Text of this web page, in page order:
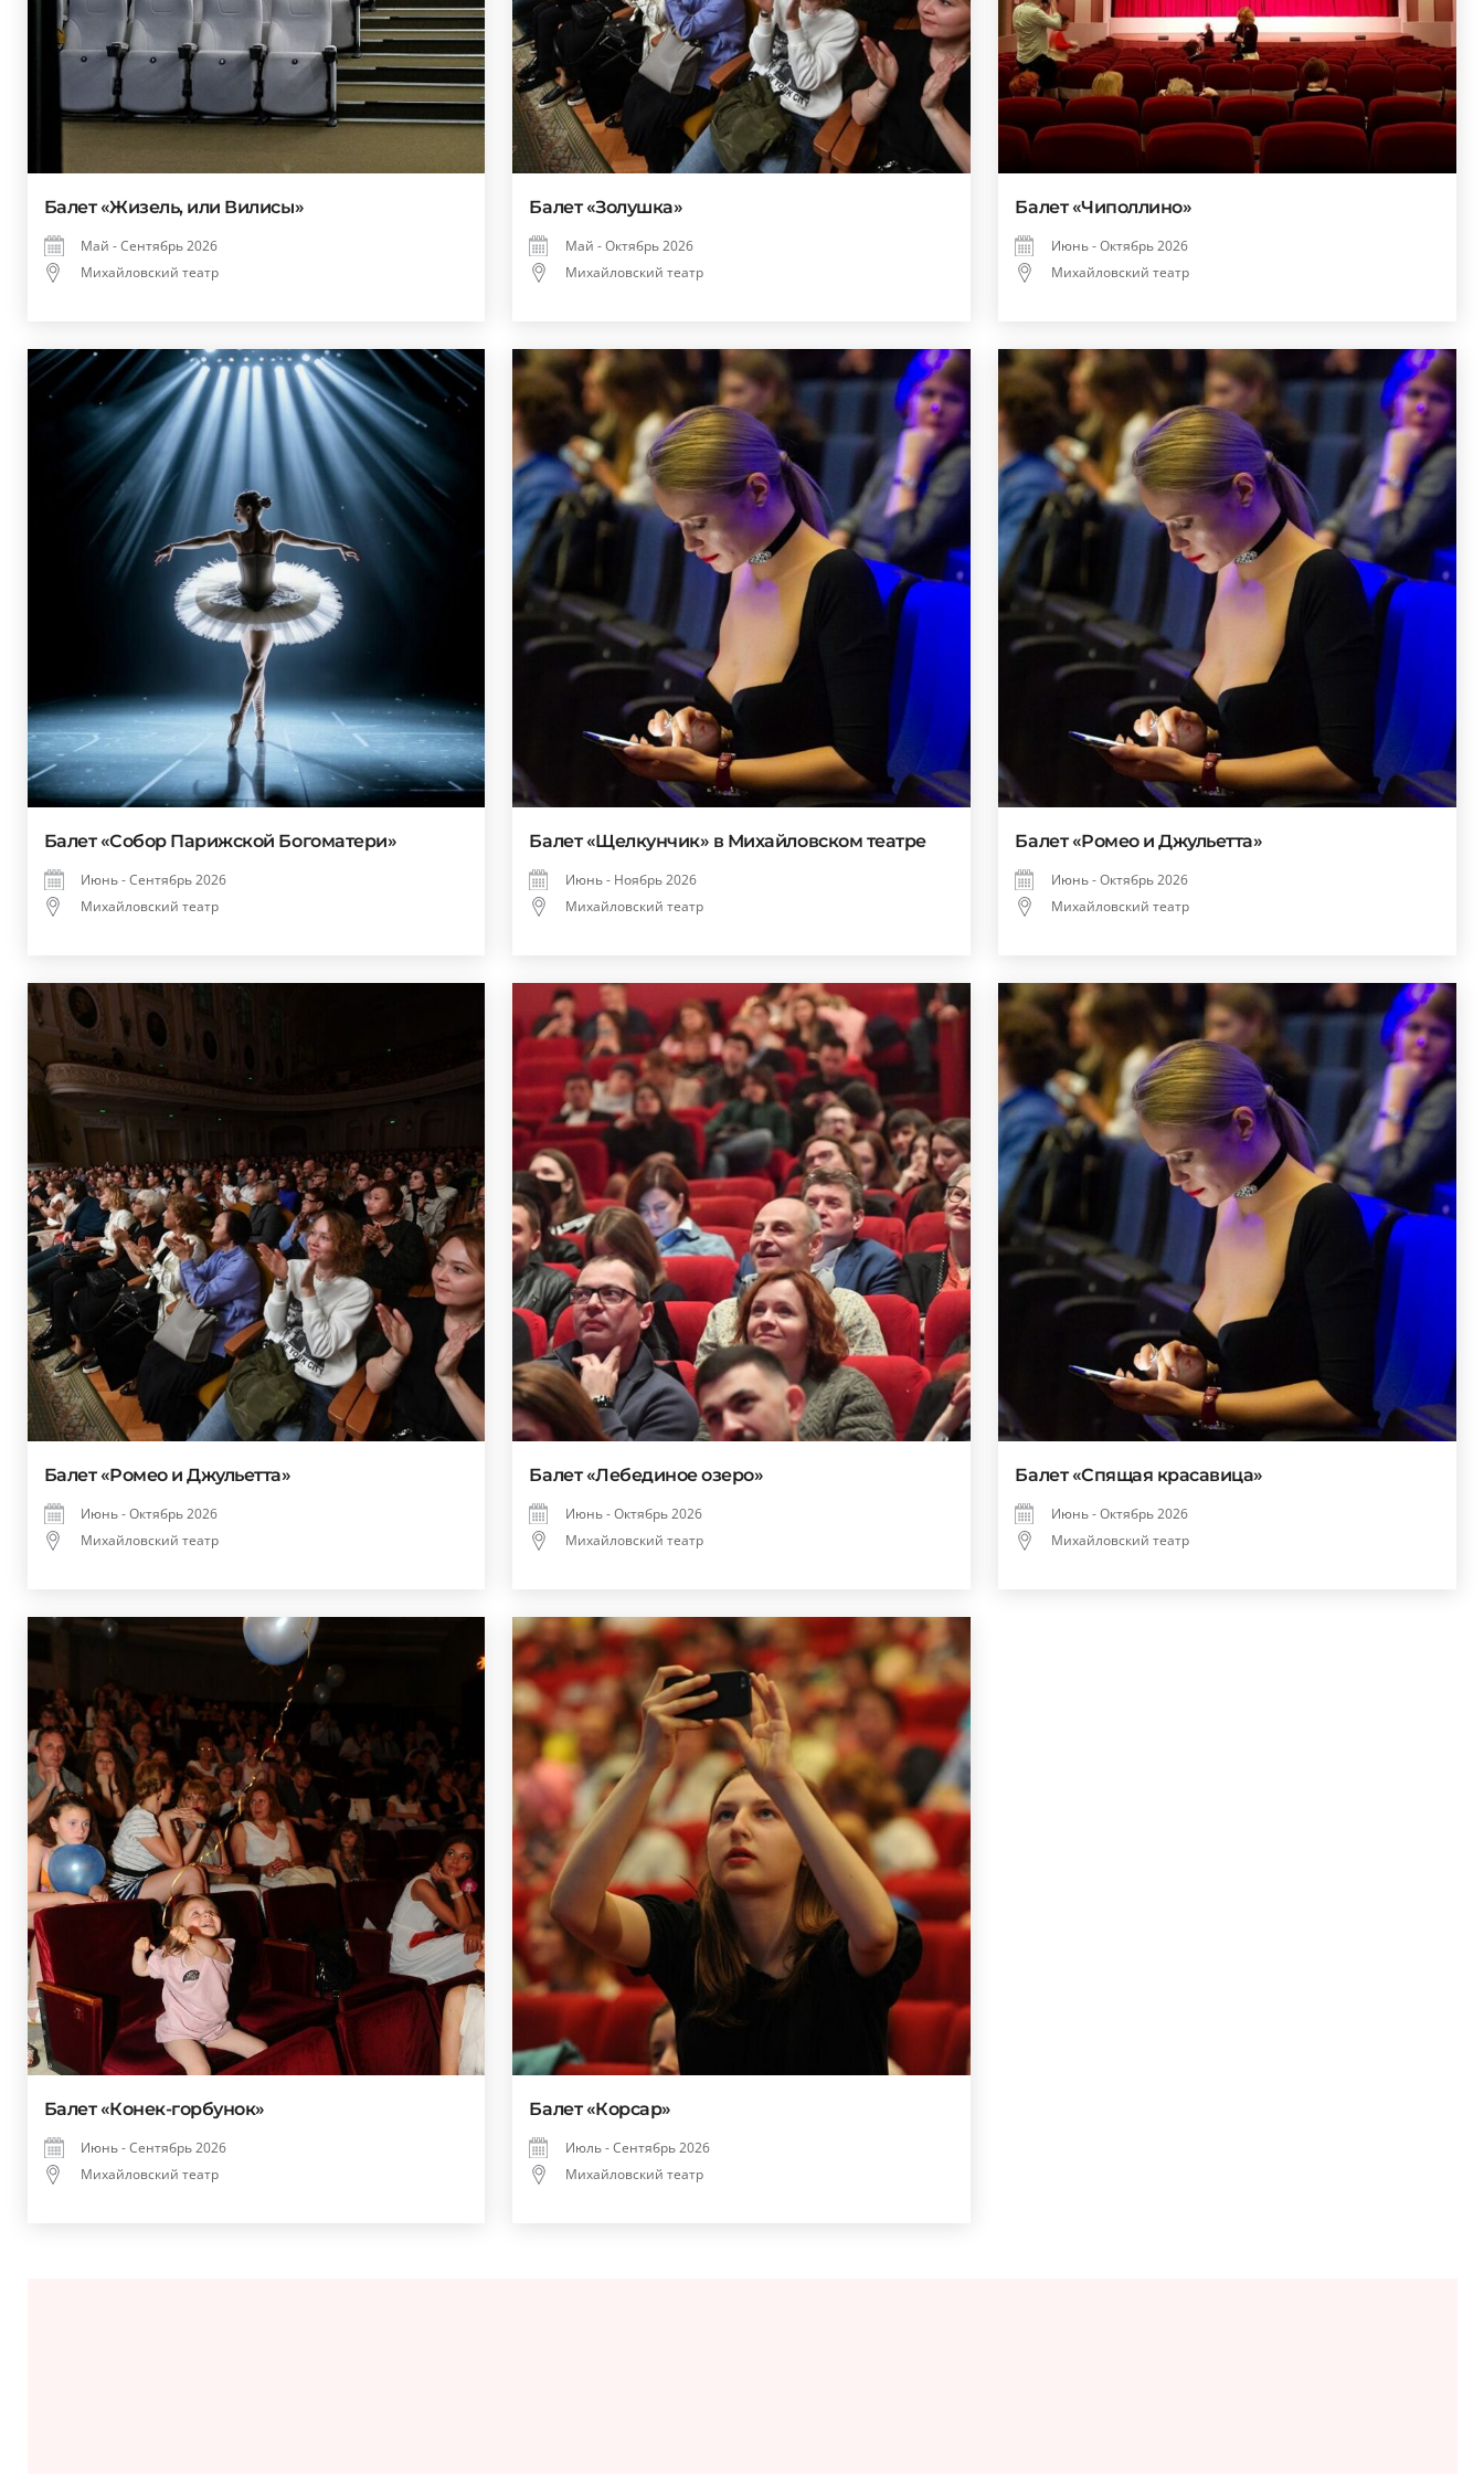
Балет «Жизель, или Вилисы»
Май - Сентябрь 2026
Михайловский театр
Балет «Золушка»
Май - Октябрь 2026
Михайловский театр
Балет «Чиполлино»
Июнь - Октябрь 2026
Михайловский театр
Балет «Собор Парижской Богоматери»
Июнь - Сентябрь 2026
Михайловский театр
Балет «Щелкунчик» в Михайловском театре
Июнь - Ноябрь 2026
Михайловский театр
Балет «Ромео и Джульетта»
Июнь - Октябрь 2026
Михайловский театр
Балет «Ромео и Джульетта»
Июнь - Октябрь 2026
Михайловский театр
Балет «Лебединое озеро»
Июнь - Октябрь 2026
Михайловский театр
Балет «Спящая красавица»
Июнь - Октябрь 2026
Михайловский театр
Балет «Конек-горбунок»
Июнь - Сентябрь 2026
Михайловский театр
Балет «Корсар»
Июль - Сентябрь 2026
Михайловский театр